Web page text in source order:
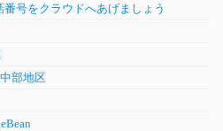
号をクラウドへあげましょう
部地区